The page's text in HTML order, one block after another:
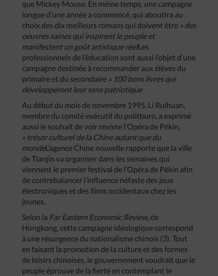
que Mickey Mouse. En même temps, une campagne
longue d’une année a commencé, qui aboutira au
choix des dix meilleurs romans qui doivent être « des
oeuvres saines qui inspirent le peuple et
manifestent un goût artistique réelLes
professionnels de l’éducation sont aussi l’objet d’une
campagne destinée à recommander aux élèves du
primaire et du secondaire « 100 bons livres qui
développeront leur sens patriotique
Au début du mois de novembre 1995, Li Ruihuan,
membre du comité exécutif du politburo, a exprimé
aussi le souhait de voir revivre l’Opéra de Pékin,
« trésor culturel de la Chine autant que du
mondeL’agence Chine nouvelle rapporte que la ville
de Tianjin va organiser dans les semaines qui
viennent le premier festival de l’Opéra de Pékin afin
de contrebalancer l’influence néfaste des jeux
électroniques et des films occidentaux chez les
jeunes.
Selon la Far Eastern Economic Review, de
Hongkong, cette campagne idéologique correspond
à une résurgence du nationalisme chinois (3). Tout
en faisant la promotion de la culture et des formes
de loisirs chinoises, le gouvernement voudrait que le
peuple éprouve de la fierté en contemplant le